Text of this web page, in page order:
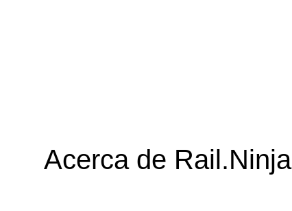
Acerca de Rail.Ninja